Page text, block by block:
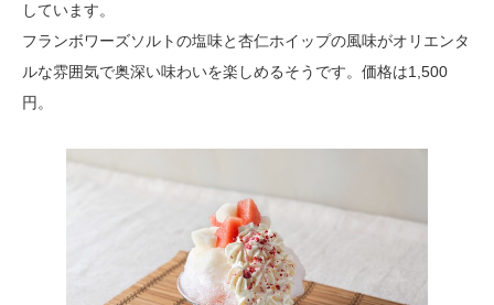
しています。
フランボワーズソルトの塩味と杏仁ホイップの風味がオリエンタ
ルな雰囲気で奥深い味わいを楽しめるそうです。価格は1,500
円。